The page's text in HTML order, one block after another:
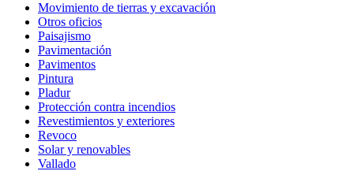
Movimiento de tierras y excavación
Otros oficios
Paisajismo
Pavimentación
Pavimentos
Pintura
Pladur
Protección contra incendios
Revestimientos y exteriores
Revoco
Solar y renovables
Vallado